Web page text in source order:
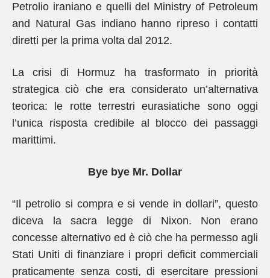
Petrolio iraniano e quelli del Ministry of Petroleum
and Natural Gas indiano hanno ripreso i contatti
diretti per la prima volta dal 2012.
La crisi di Hormuz ha trasformato in priorità
strategica ciò che era considerato un’alternativa
teorica: le rotte terrestri eurasiatiche sono oggi
l’unica risposta credibile al blocco dei passaggi
marittimi.
Bye bye Mr. Dollar
“Il petrolio si compra e si vende in dollari”, questo
diceva la sacra legge di Nixon. Non erano
concesse alternativo ed è ciò che ha permesso agli
Stati Uniti di finanziare i propri deficit commerciali
praticamente senza costi, di esercitare pressioni